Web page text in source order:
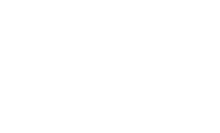
Dependência Química Cascavel
Química Oeste do Paraná
e álcool
Usuários de Drogas